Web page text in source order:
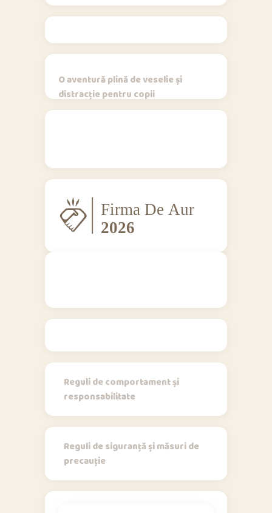
O aventură plină de veselie și
distracție pentru copii
Reguli de comportament și
responsabilitate
Reguli de siguranță și măsuri de
precauție